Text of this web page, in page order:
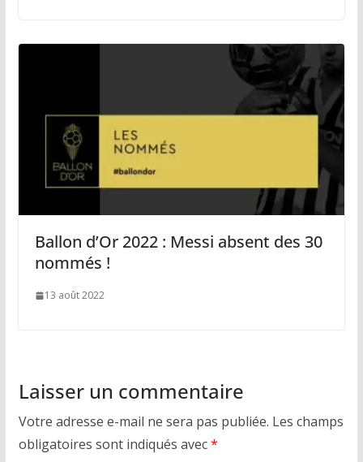
Ballon d’Or 2022 : Messi absent des 30
nommés !
13 août 2022
Laisser un commentaire
Votre adresse e-mail ne sera pas publiée. Les champs
obligatoires sont indiqués avec*